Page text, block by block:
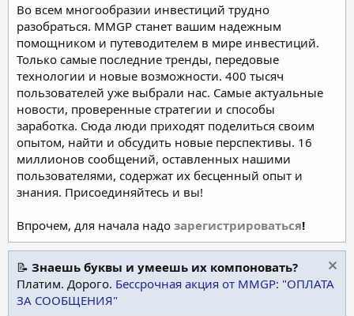
Во всем многообразии инвестиций трудно
разобраться. MMGP станет вашим надежным
помощником и путеводителем в мире инвестиций.
Только самые последние тренды, передовые
технологии и новые возможности. 400 тысяч
пользователей уже выбрали нас. Самые актуальные
новости, проверенные стратегии и способы
заработка. Сюда люди приходят поделиться своим
опытом, найти и обсудить новые перспективы. 16
миллионов сообщений, оставленных нашими
пользователями, содержат их бесценный опыт и
знания. Присоединяйтесь и вы!
Впрочем, для начала надо зарегистрироваться!
📝 Знаешь буквы и умеешь их компоновать?
Платим. Дорого. Бессрочная акция от MMGP: "ОПЛАТА
ЗА СООБЩЕНИЯ"